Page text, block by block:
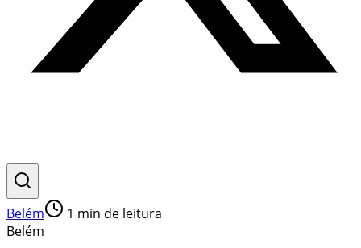
Belém 1 min de leitura
Belém